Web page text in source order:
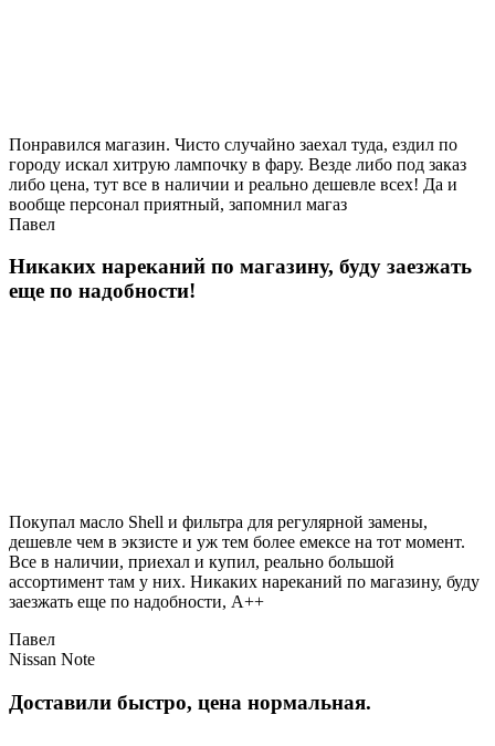
Понравился магазин. Чисто случайно заехал туда, ездил по
городу искал хитрую лампочку в фару. Везде либо под заказ
либо цена, тут все в наличии и реально дешевле всех! Да и
вообще персонал приятный, запомнил магаз
Павел
Никаких нареканий по магазину, буду заезжать
еще по надобности!
Покупал масло Shell и фильтра для регулярной замены,
дешевле чем в экзисте и уж тем более емексе на тот момент.
Все в наличии, приехал и купил, реально большой
ассортимент там у них. Никаких нареканий по магазину, буду
заезжать еще по надобности, A++
Павел
Nissan Note
Доставили быстро, цена нормальная.